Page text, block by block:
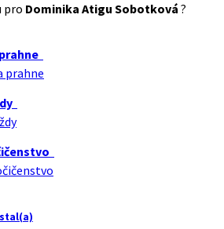
pro Dominika Atigu Sobotková ?
prahne